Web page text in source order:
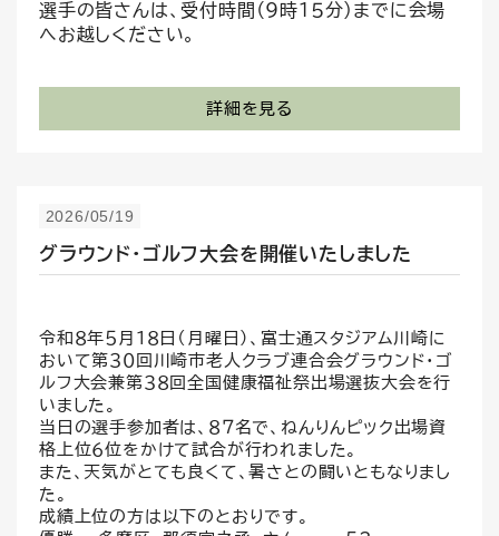
選手の皆さんは、受付時間（9時１５分）までに会場
へお越しください。
詳細を見る
2026/05/19
グラウンド・ゴルフ大会を開催いたしました
令和８年５月１８日（月曜日）、富士通スタジアム川崎に
おいて第３０回川崎市老人クラブ連合会グラウンド・ゴ
ルフ大会兼第３８回全国健康福祉祭出場選抜大会を行
いました。
当日の選手参加者は、８７名で、ねんりんピック出場資
格上位６位をかけて試合が行われました。
また、天気がとても良くて、暑さとの闘いともなりまし
た。
成績上位の方は以下のとおりです。